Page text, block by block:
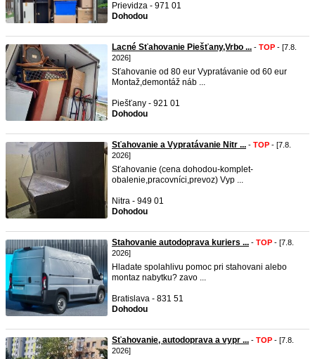
Prievidza - 971 01
Dohodou
Lacné Sťahovanie Piešťany,Vrbo ... - TOP - [7.8.
2026]
Sťahovanie od 80 eur Vypratávanie od 60 eur
Montaž,demontáž náb ...
Piešťany - 921 01
Dohodou
Sťahovanie a Vypratávanie Nitr ... - TOP - [7.8.
2026]
Sťahovanie (cena dohodou-komplet-
obalenie,pracovníci,prevoz) Vyp ...
Nitra - 949 01
Dohodou
Stahovanie autodoprava kuriers ... - TOP - [7.8.
2026]
Hladate spolahlivu pomoc pri stahovani alebo
montaz nabytku? zavo ...
Bratislava - 831 51
Dohodou
Sťahovanie, autodoprava a vypr ... - TOP - [7.8.
2026]